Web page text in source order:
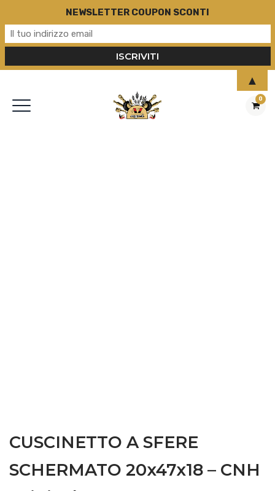
0
CUSCINETTO A SFERE
SCHERMATO 20x47x18 – CNH
NEWSLETTER COUPON SCONTI
▲